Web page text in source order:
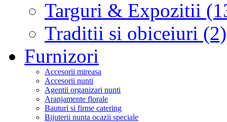
Targuri & Expozitii
Traditii si obiceiuri (2)
Furnizori
Accesorii mireasa
Accesorii nunti
Agentii organizari nunti
Aranjamente florale
Bauturi si firme catering
Bijuterii nunta ocazii speciale